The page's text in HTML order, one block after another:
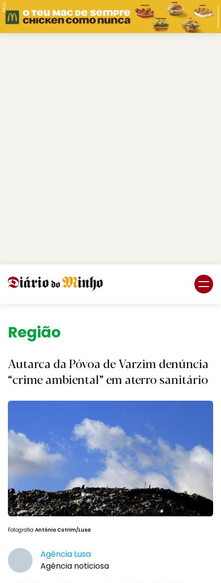
PUB.
Região.
Autarca da Póvoa de Varzim denúncia
“crime ambiental” em aterro sanitário
Fotografia António Cotrim/Lusa
Agência Lusa
Agência noticiosa